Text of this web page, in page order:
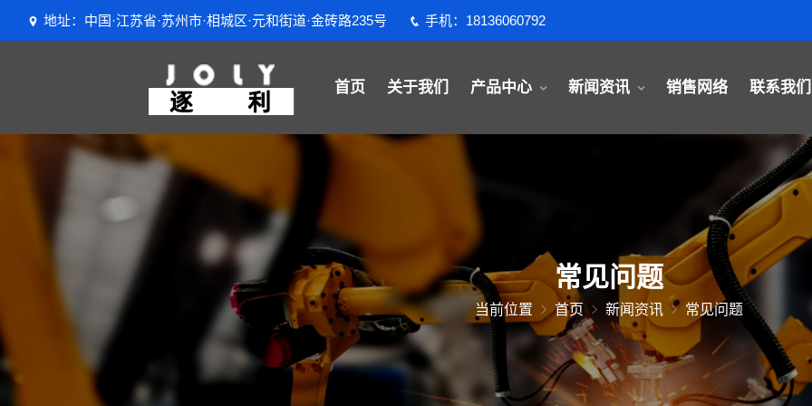
地址：中国·江苏省·苏州市·相城区·元和街道·金砖路235号 手机：18136060792
首页 关于我们 产品中心 新闻资讯 销售网络 联系我们
常见问题
当前位置 首页 新闻资讯 常见问题